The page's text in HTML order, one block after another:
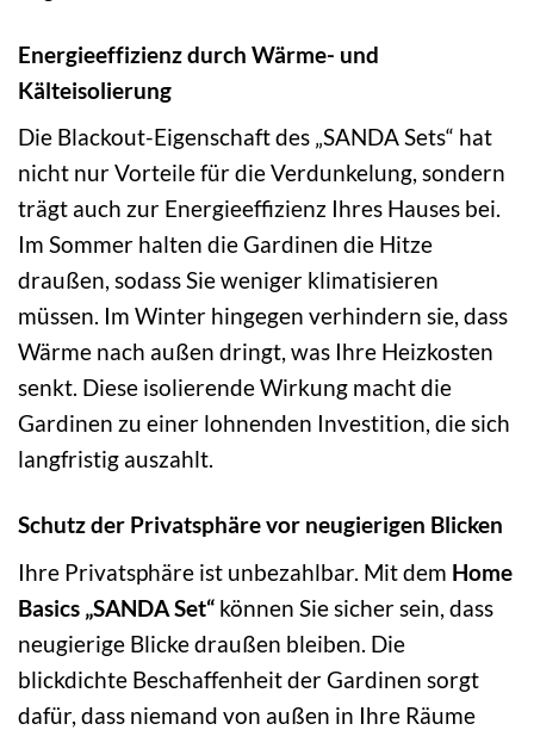
Energieeffizienz durch Wärme- und
Kälteisolierung
Die Blackout-Eigenschaft des „SANDA Sets“ hat
nicht nur Vorteile für die Verdunkelung, sondern
trägt auch zur Energieeffizienz Ihres Hauses bei.
Im Sommer halten die Gardinen die Hitze
draußen, sodass Sie weniger klimatisieren
müssen. Im Winter hingegen verhindern sie, dass
Wärme nach außen dringt, was Ihre Heizkosten
senkt. Diese isolierende Wirkung macht die
Gardinen zu einer lohnenden Investition, die sich
langfristig auszahlt.
Schutz der Privatsphäre vor neugierigen Blicken
Ihre Privatsphäre ist unbezahlbar. Mit dem Home
Basics „SANDA Set“ können Sie sicher sein, dass
neugierige Blicke draußen bleiben. Die
blickdichte Beschaffenheit der Gardinen sorgt
dafür, dass niemand von außen in Ihre Räume